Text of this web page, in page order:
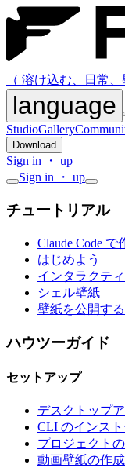
（ 溶け込む、日常、
language
StudioGallery
Download
Sign in ・ up
Sign in ・ up
チュートリアル
Claude Code で
はじめよう
インタラクテ
シェル壁紙
壁紙を公開する
ハウツーガイド
セットアップ
デスクトップ
CLI のインス
プロジェクト
動画壁紙の作成